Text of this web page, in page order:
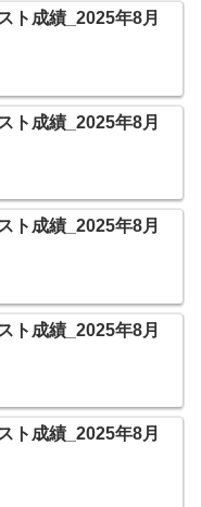
ト成績_2025年8月
ト成績_2025年8月
ト成績_2025年8月
ト成績_2025年8月
ト成績_2025年8月